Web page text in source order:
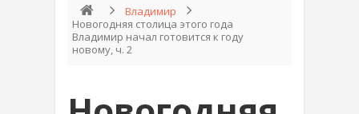
Владимир
Новогодняя столица этого года
Владимир начал готовится к году
новому, ч. 2